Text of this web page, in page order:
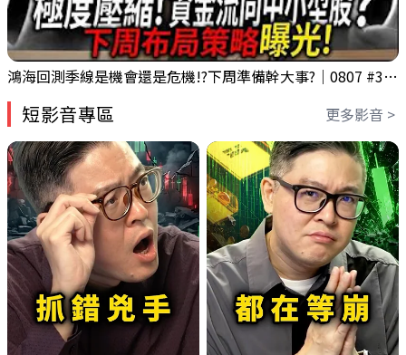
鴻海回測季線是機會還是危機!?下周準備幹大事?｜0807 #3661 #2317 #2317鴻海
短影音專區 更多影音 >